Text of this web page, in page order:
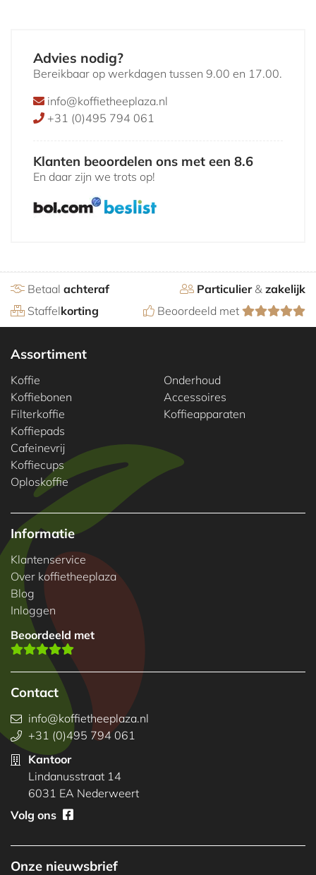
Advies nodig?
Bereikbaar op werkdagen tussen 9.00 en 17.00.
info@koffietheeplaza.nl
+31 (0)495 794 061
Klanten beoordelen ons met een 8.6
En daar zijn we trots op!
Betaal achteraf Particulier& zakelijk
Staffelkorting Beoordeeld met
Assortiment
Koffie
Koffiebonen
Filterkoffie
Koffiepads
Cafeinevrij
Koffiecups
Oploskoffie
Onderhoud
Accessoires
Koffieapparaten
Informatie
Klantenservice
Over koffietheeplaza
Blog
Inloggen
Beoordeeld met
Contact
info@koffietheeplaza.nl
+31 (0)495 794 061
Kantoor
Lindanusstraat 14
6031 EA Nederweert
Volg ons
Onze nieuwsbrief